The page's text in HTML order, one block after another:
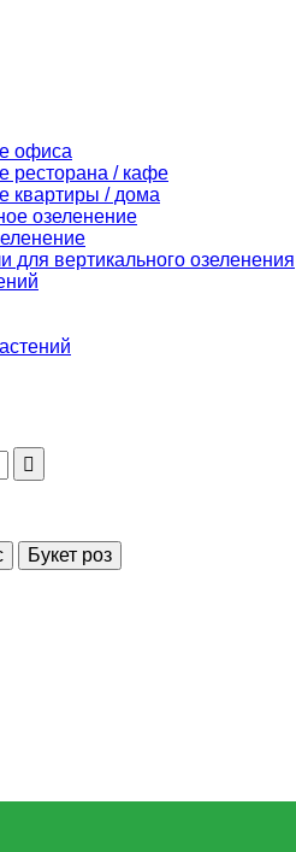
офиса
ресторана / кафе
квартиры / дома
озеленение
для вертикального озеленения
Букет роз